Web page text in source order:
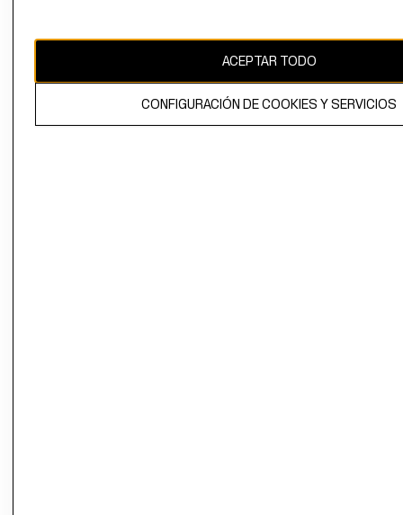
ACEPTAR TODO
CONFIGURACIÓN DE COOKIES Y SERVICIOS